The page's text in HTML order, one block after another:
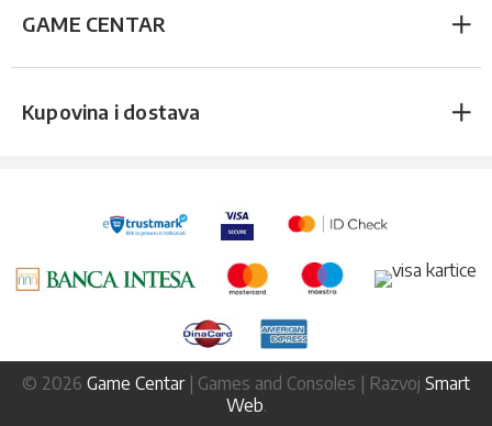
GAME CENTAR
Kupovina i dostava
© 2026 Game Centar| Games and Consoles | Razvoj Smart
Web.